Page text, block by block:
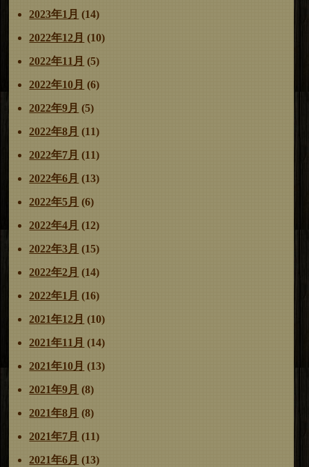
2023年1月 (14)
2022年12月 (10)
2022年11月 (5)
2022年10月 (6)
2022年9月 (5)
2022年8月 (11)
2022年7月 (11)
2022年6月 (13)
2022年5月 (6)
2022年4月 (12)
2022年3月 (15)
2022年2月 (14)
2022年1月 (16)
2021年12月 (10)
2021年11月 (14)
2021年10月 (13)
2021年9月 (8)
2021年8月 (8)
2021年7月 (11)
2021年6月 (13)